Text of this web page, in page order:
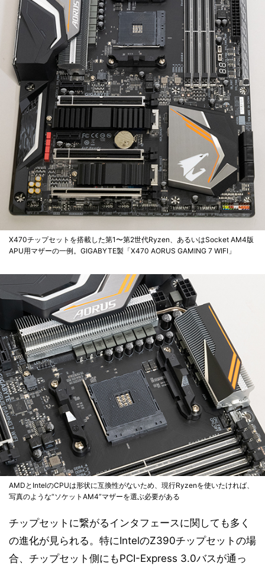
X470チップセットを搭載した第1〜第2世代Ryzen、あるいはSocket AM4版
APU用マザーの一例。GIGABYTE製「X470 AORUS GAMING 7 WIFI」
AMDとIntelのCPUは形状に互換性がないため、現行Ryzenを使いたければ、
写真のような“ソケットAM4”マザーを選ぶ必要がある
チップセットに繋がるインタフェースに関しても多く
の進化が見られる。特にIntelのZ390チップセットの場
合、チップセット側にもPCI-Express 3.0バスが通っ